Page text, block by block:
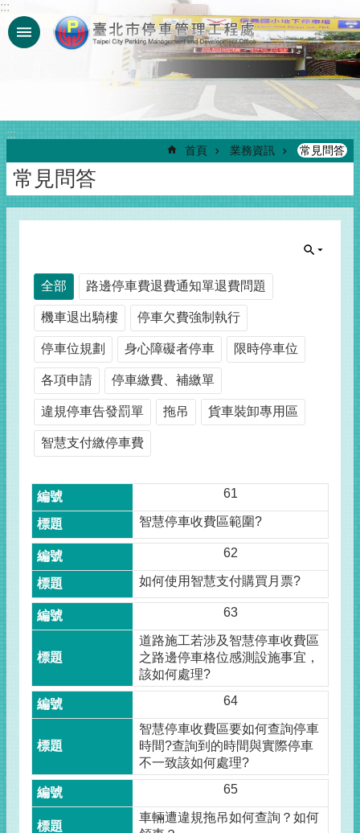
跳到主要內容區塊
:::
:::
首頁 業務資訊 常見問答
常見問答
全部 路邊停車費退費通知單退費問題
機車退出騎樓 停車欠費強制執行
停車位規劃 身心障礙者停車 限時停車位
各項申請 停車繳費、補繳單
違規停車告發罰單 拖吊 貨車裝卸專用區
智慧支付繳停車費
61
智慧停車收費區範圍?
62
如何使用智慧支付購買月票?
63
道路施工若涉及智慧停車收費區
之路邊停車格位感測設施事宜，
該如何處理?
64
智慧停車收費區要如何查詢停車
時間?查詢到的時間與實際停車
不一致該如何處理?
65
車輛遭違規拖吊如何查詢？如何